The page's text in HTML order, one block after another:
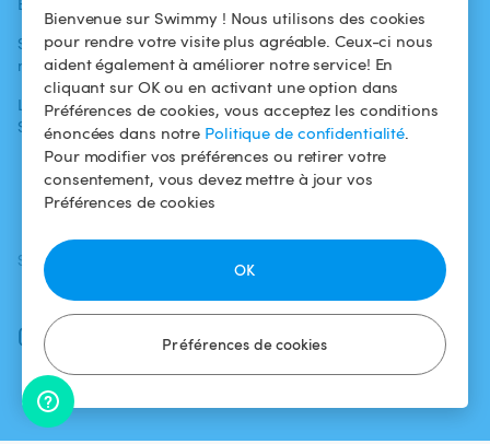
Bienvenue sur Swimmy ! Nous utilisons des cookies
pour rendre votre visite plus agréable. Ceux-ci nous
aident également à améliorer notre service! En
cliquant sur OK ou en activant une option dans
Préférences de cookies, vous acceptez les conditions
énoncées dans notre Politique de confidentialité.
Pour modifier vos préférences ou retirer votre
consentement, vous devez mettre à jour vos
Préférences de cookies
Préférences de cookies
OK
Swimmy dans les
médias
L'aventure
Swimmy
baigneurs
Pour les
propriétaires
Louer ma piscine
Comment ça
marche ?
Conditions
d'utilisation
Politique de
confidentialité
Mentions légales
SUIVEZ-NOUS
Facebook
Instagram